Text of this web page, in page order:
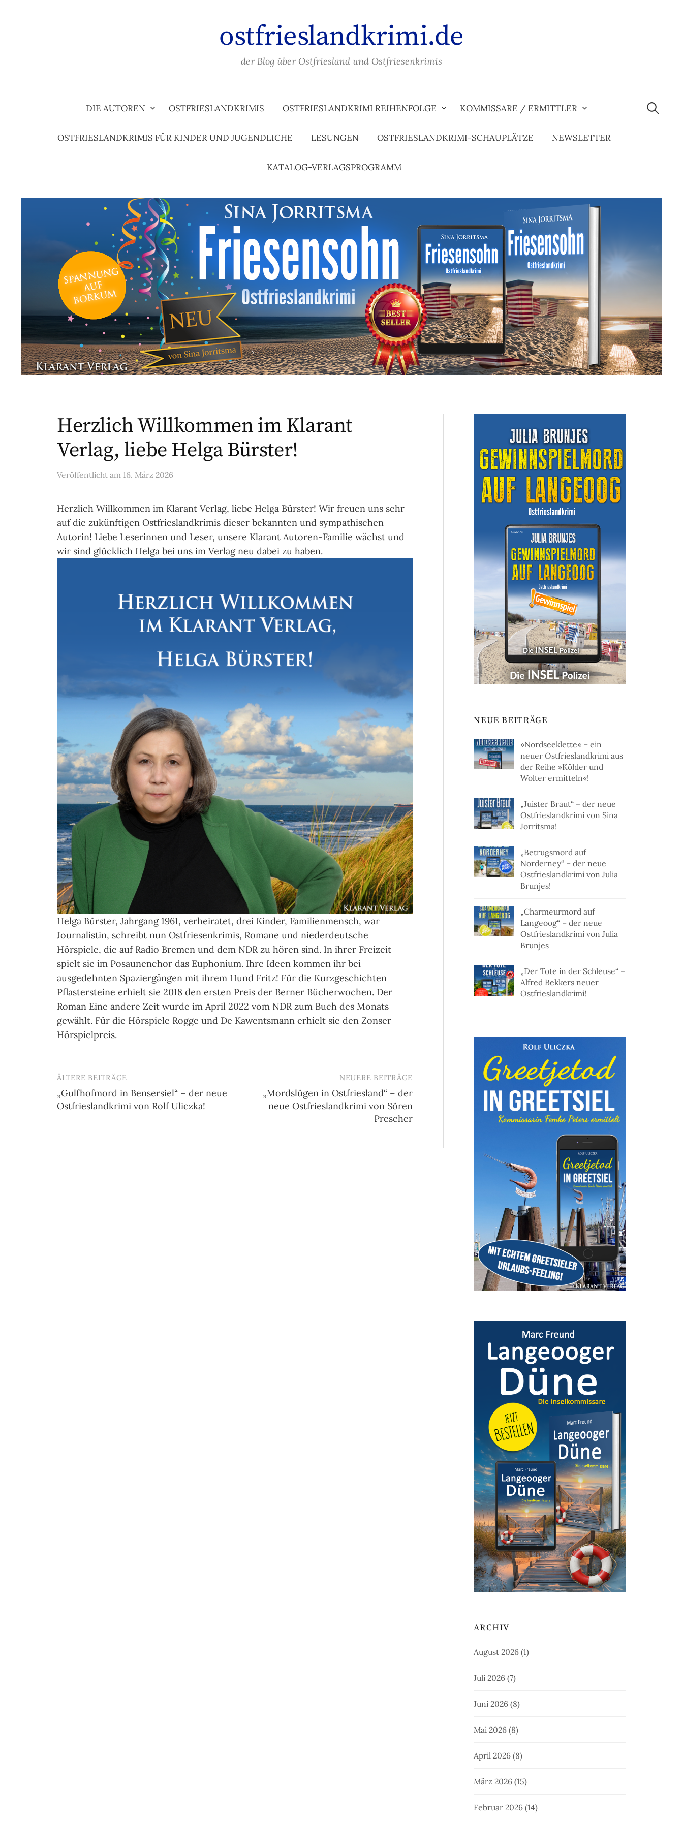
ostfrieslandkrimi.de
der Blog über Ostfriesland und Ostfriesenkrimis
DIE AUTOREN OSTFRIESLANDKRIMIS OSTFRIESLANDKRIMI REIHENFOLGE KOMMISSARE / ERMITTLER
OSTFRIESLANDKRIMIS FÜR KINDER UND JUGENDLICHE LESUNGEN OSTFRIESLANDKRIMI-SCHAUPLÄTZE NEWSLETTER
KATALOG-VERLAGSPROGRAMM
Suchen
nach:
Herzlich Willkommen im Klarant
Verlag, liebe Helga Bürster!
Veröffentlicht am 16. März 2026
Herzlich Willkommen im Klarant Verlag, liebe Helga Bürster! Wir freuen uns sehr
auf die zukünftigen Ostfrieslandkrimis dieser bekannten und sympathischen
Autorin! Liebe Leserinnen und Leser, unsere Klarant Autoren-Familie wächst und
wir sind glücklich Helga bei uns im Verlag neu dabei zu haben.
Helga Bürster, Jahrgang 1961, verheiratet, drei Kinder, Familienmensch, war
Journalistin, schreibt nun Ostfriesenkrimis, Romane und niederdeutsche
Hörspiele, die auf Radio Bremen und dem NDR zu hören sind. In ihrer Freizeit
spielt sie im Posaunenchor das Euphonium. Ihre Ideen kommen ihr bei
ausgedehnten Spaziergängen mit ihrem Hund Fritz! Für die Kurzgeschichten
Pflastersteine erhielt sie 2018 den ersten Preis der Berner Bücherwochen. Der
Roman Eine andere Zeit wurde im April 2022 vom NDR zum Buch des Monats
gewählt. Für die Hörspiele Rogge und De Kawentsmann erhielt sie den Zonser
Hörspielpreis.
Beitragsnavigation
ÄLTERE BEITRÄGE
„Gulfhofmord in Bensersiel“ – der neue
Ostfrieslandkrimi von Rolf Uliczka!
NEUERE BEITRÄGE
„Mordslügen in Ostfriesland“ – der
neue Ostfrieslandkrimi von Sören
Prescher
NEUE BEITRÄGE
»Nordseeklette« – ein
neuer Ostfrieslandkrimi aus
der Reihe »Köhler und
Wolter ermitteln«!
„Juister Braut“ – der neue
Ostfrieslandkrimi von Sina
Jorritsma!
„Betrugsmord auf
Norderney“ – der neue
Ostfrieslandkrimi von Julia
Brunjes!
„Charmeurmord auf
Langeoog“ – der neue
Ostfrieslandkrimi von Julia
Brunjes
„Der Tote in der Schleuse“ –
Alfred Bekkers neuer
Ostfrieslandkrimi!
ARCHIV
August 2026 (1)
Juli 2026 (7)
Juni 2026 (8)
Mai 2026 (8)
April 2026 (8)
März 2026 (15)
Februar 2026 (14)